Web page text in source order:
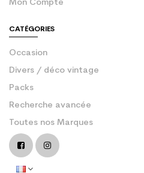
Mon Compte
CATÉGORIES
Occasion
Divers / déco vintage
Packs
Recherche avancée
Toutes nos Marques